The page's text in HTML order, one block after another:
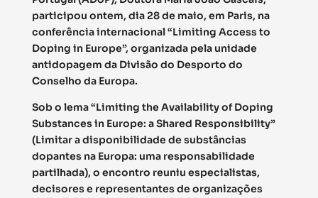
participou ontem, dia 28 de maio, em Paris, na
conferência internacional “Limiting Access to
Doping in Europe”, organizada pela unidade
antidopagem da Divisão do Desporto do
Conselho da Europa.
Sob o lema “Limiting the Availability of Doping
Substances in Europe: a Shared Responsibility”
(Limitar a disponibilidade de substâncias
dopantes na Europa: uma responsabilidade
partilhada), o encontro reuniu especialistas,
decisores e representantes de organizações